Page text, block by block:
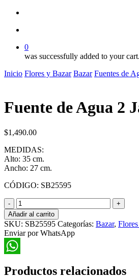
0
was successfully added to your cart.
Inicio Flores y Bazar Bazar Fuentes de
Fuente de Agua 2
$1,490.00
MEDIDAS:
Alto: 35 cm.
Ancho: 27 cm.
CÓDIGO: SB25595
Fuente
de
Agua
2
Jarrones
en
Arco
Más
Esfera
Añadir al carrito
SKU: SB25595 Categorías: Bazar,
Enviar por WhatsApp
Productos relacionados